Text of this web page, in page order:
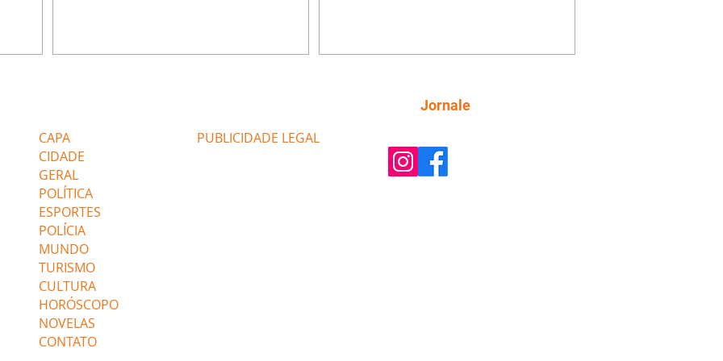
de
termina o relacionamento dos dois.
comentam sobre a possível jazida de
tungstênio na região. Virgínia provoca
CAPA
CIDADE
GERAL
POLÍTICA
ESPORTES
POLÍCIA
MUNDO
TURISMO
CULTURA
HORÓSCOPO
NOVELAS
CONTATO
PUBLICIDADE LEGAL
Jornale